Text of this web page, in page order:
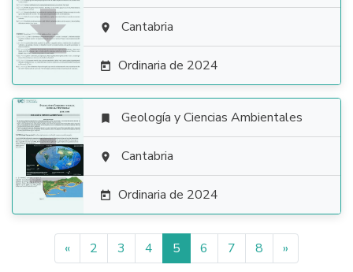
  Cantabria
 Ordinaria de 2024

 Geología y Ciencias Ambientales
 Cantabria
 Ordinaria de 2024
« 2 3 4 5 6 7 8 »